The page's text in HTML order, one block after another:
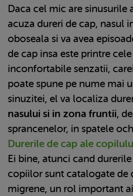
Daca cel mic are sinusurile
acuza dureri de cap, nasul
oboseala si va avea
de cap insa este printre
inconfortabile senzatii,
poate spune pe nume mai
sinuzitei, el va localiza
nasului si in zona fruntii,
sprancenelor, in spatele
Durerile de cap ale
Ei bine, atunci cand
copiilor sunt catalogate de
migrene, un rol important